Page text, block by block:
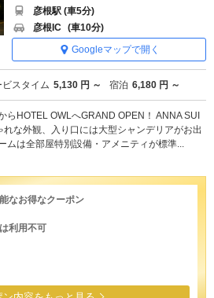
彦根駅 (車5分)
彦根IC (車10分)
Googleマップで開く
ビスタイム 5,130 円 ～ 宿泊 6,180 円 ～
HOTEL OWLへGRAND OPEN！ ANNA SUI
な外観、入り口には大型シャンデリアがお出
ムは全部屋特別設備・アメニティが標準...
なお得なクーポン
利用不可